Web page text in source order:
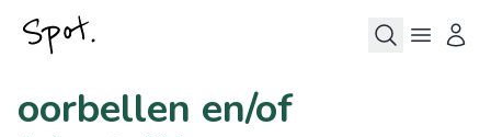
oorbellen en/of